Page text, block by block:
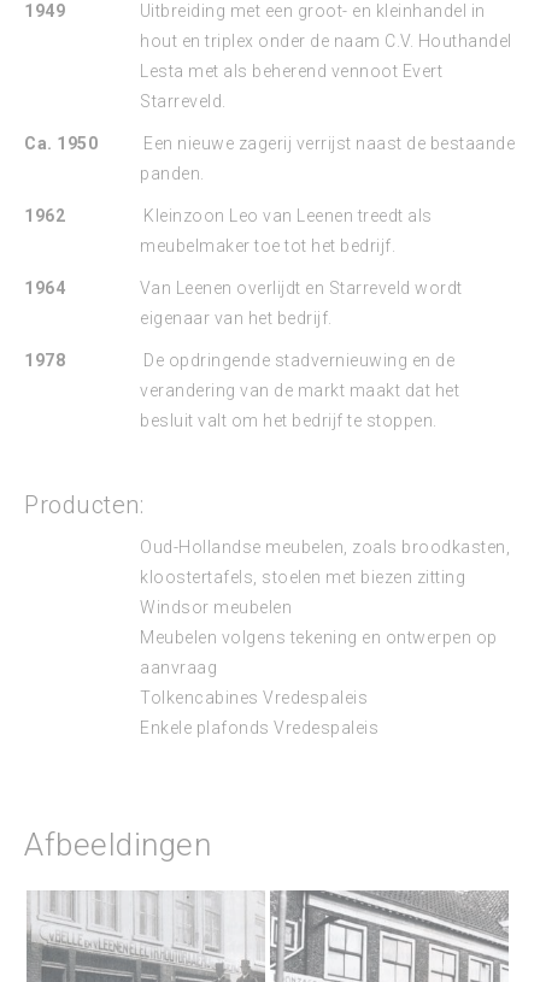
1949
Uitbreiding met een groot- en kleinhandel in
hout en triplex onder de naam C.V. Houthandel
Lesta met als beherend vennoot Evert
Starreveld.
Ca. 1950
Een nieuwe zagerij verrijst naast de bestaande
panden.
1962
Kleinzoon Leo van Leenen treedt als
meubelmaker toe tot het bedrijf.
1964
Van Leenen overlijdt en Starreveld wordt
eigenaar van het bedrijf.
1978
De opdringende stadvernieuwing en de
verandering van de markt maakt dat het
besluit valt om het bedrijf te stoppen.
Producten:
Oud-Hollandse meubelen, zoals broodkasten,
kloostertafels, stoelen met biezen zitting
Windsor meubelen
Meubelen volgens tekening en ontwerpen op
aanvraag
Tolkencabines Vredespaleis
Enkele plafonds Vredespaleis
Afbeeldingen